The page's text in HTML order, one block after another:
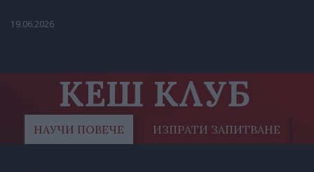
19.06.2026
КЕШ КЛУБ
НАУЧИ ПОВЕЧЕ ИЗПРАТИ ЗАПИТВАНЕ